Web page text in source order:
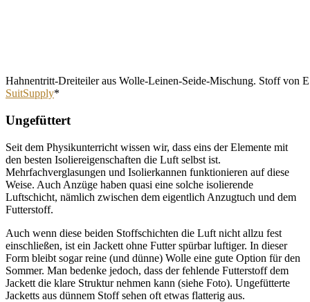
Hahnentritt-Dreiteiler aus Wolle-Leinen-Seide-Mischung. Stoff von
SuitSupply*
Ungefüttert
Seit dem Physikunterricht wissen wir, dass eins der Elemente mit
den besten Isoliereigenschaften die Luft selbst ist.
Mehrfachverglasungen und Isolierkannen funktionieren auf diese
Weise. Auch Anzüge haben quasi eine solche isolierende
Luftschicht, nämlich zwischen dem eigentlich Anzugtuch und dem
Futterstoff.
Auch wenn diese beiden Stoffschichten die Luft nicht allzu fest
einschließen, ist ein Jackett ohne Futter spürbar luftiger. In dieser
Form bleibt sogar reine (und dünne) Wolle eine gute Option für den
Sommer. Man bedenke jedoch, dass der fehlende Futterstoff dem
Jackett die klare Struktur nehmen kann (siehe Foto). Ungefütterte
Jacketts aus dünnem Stoff sehen oft etwas flatterig aus.